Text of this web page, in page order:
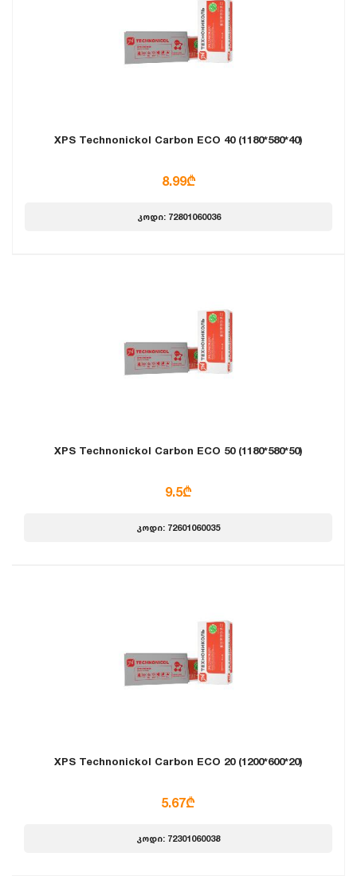
XPS Technonickol Carbon ECO 40 (1180*580*40)
8.99₾
კოდი: 72801060036
XPS Technonickol Carbon ECO 50 (1180*580*50)
9.5₾
კოდი: 72601060035
XPS Technonickol Carbon ECO 20 (1200*600*20)
5.67₾
კოდი: 72301060038